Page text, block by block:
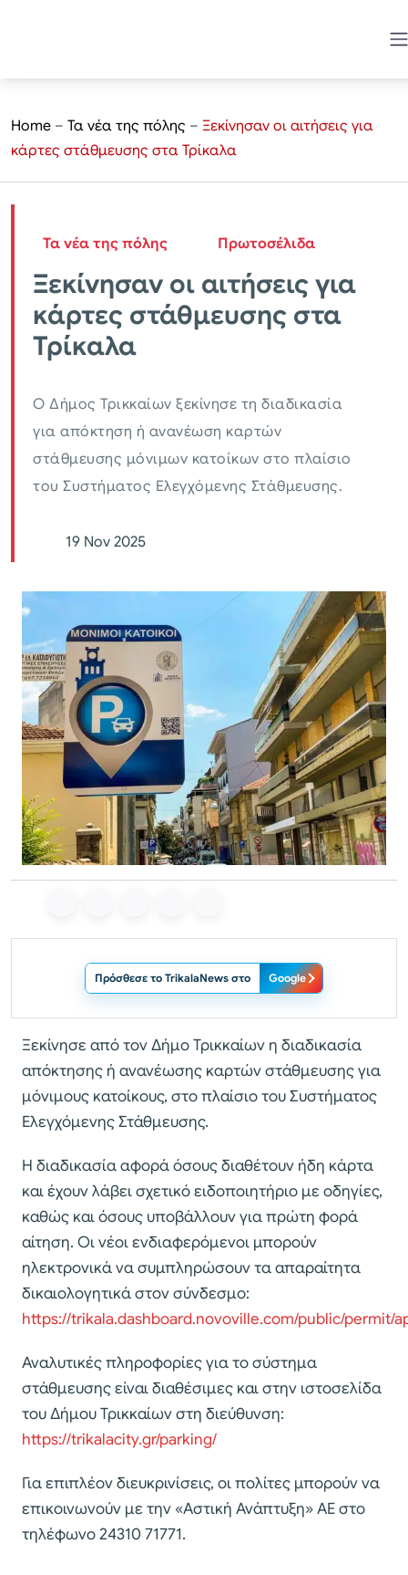
Home – Τα νέα της πόλης – Ξεκίνησαν οι αιτήσεις για
κάρτες στάθμευσης στα Τρίκαλα
Τα νέα της πόλης Πρωτοσέλιδα
Ξεκίνησαν οι αιτήσεις για
κάρτες στάθμευσης στα
Τρίκαλα
Ο Δήμος Τρικκαίων ξεκίνησε τη διαδικασία
για απόκτηση ή ανανέωση καρτών
στάθμευσης μόνιμων κατοίκων στο πλαίσιο
του Συστήματος Ελεγχόμενης Στάθμευσης.
19 Nov 2025
Πρόσθεσε το TrikalaNews στο Google
Ξεκίνησε από τον Δήμο Τρικκαίων η διαδικασία
απόκτησης ή ανανέωσης καρτών στάθμευσης για
μόνιμους κατοίκους, στο πλαίσιο του Συστήματος
Ελεγχόμενης Στάθμευσης.
Η διαδικασία αφορά όσους διαθέτουν ήδη κάρτα
και έχουν λάβει σχετικό ειδοποιητήριο με οδηγίες,
καθώς και όσους υποβάλλουν για πρώτη φορά
αίτηση. Οι νέοι ενδιαφερόμενοι μπορούν
ηλεκτρονικά να συμπληρώσουν τα απαραίτητα
δικαιολογητικά στον σύνδεσμο:
https://trikala.dashboard.novoville.com/public/permit/
Αναλυτικές πληροφορίες για το σύστημα
στάθμευσης είναι διαθέσιμες και στην ιστοσελίδα
του Δήμου Τρικκαίων στη διεύθυνση:
https://trikalacity.gr/parking/
Για επιπλέον διευκρινίσεις, οι πολίτες μπορούν να
επικοινωνούν με την «Αστική Ανάπτυξη» ΑΕ στο
τηλέφωνο 24310 71771.